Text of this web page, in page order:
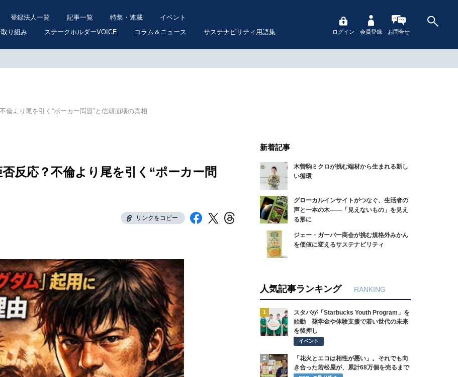
登録法人一覧 記事一覧 特集・連載
イベント
り組み
ステークホルダーVOICE コラム＆ニュース サステナビリティ用語集 ログイン 会員登録 お問合せ
倫より尾を引く“ポーカー問題”と信頼崩壊の真相
反応？不倫より尾を引く“ポーカー問
リンクをコピー
新着記事
木曽駒ミクロが挑む端材から生まれる新し
い循環
グローカルインサイトがつなぐ、生活者の
声と一本の木――「見えないもの」を見え
る形に
ジェー・ガーバー商会が挑む規格外みかん
を価値に変えるサステナビリティ
人気記事ランキング RANKING
1
スタバが「Starbucks Youth Program」を
始動 奨学金や体験支援で若い世代の未来
を後押し
イベント
2
「花火とエコは相性が悪い」。それでも向
き合った若松屋が、累計68万個を売るまで